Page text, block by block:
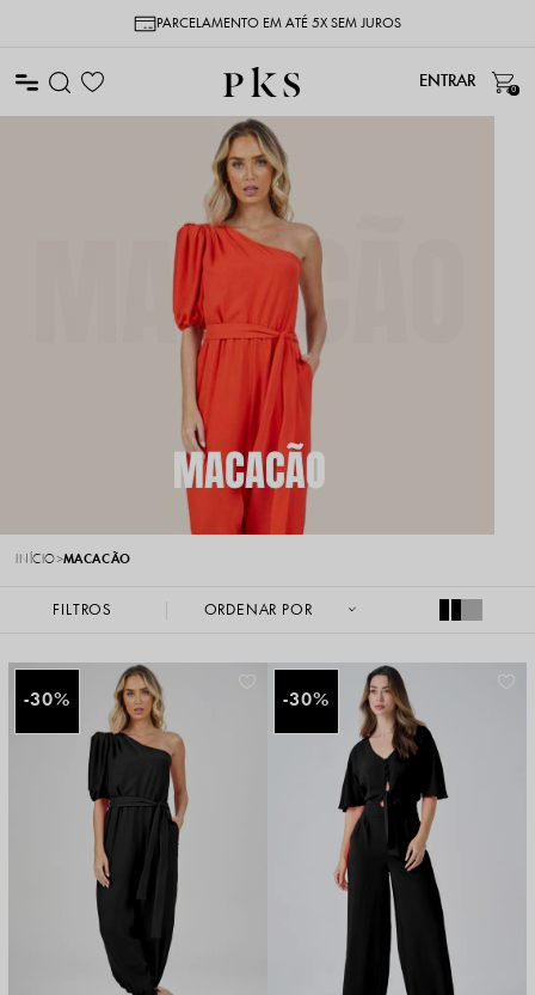
PARCELAMENTO EM ATÉ 5X SEM JUROS
0
MACACÃO
INÍCIO MACACÃO
FILTROS
30% 30%